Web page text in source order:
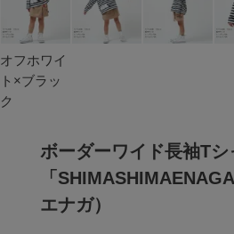
オフホワイ
ト×ブラッ
ク
ボーダーワイド長袖Tシ
「
エナガ）